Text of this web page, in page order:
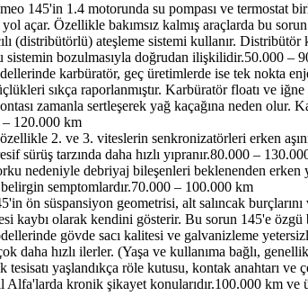
145'in 1.4 motorunda su pompası ve termostat
açar. Özellikle bakımsız kalmış araçlarda bu
(distribütörlü) ateşleme sistemi kullanır.
sistemin bozulmasıyla doğrudan ilişkilidir.50.000 –
karbüratör, geç üretimlerde ise tek nokta
sıkça raporlanmıştır. Karbüratör floatı ve
zamanla sertleşerek yağ kaçağına neden
– 120.000 km
2. ve 3. viteslerin senkronizatörleri erken
sürüş tarzında daha hızlı yıpranır.80.000 –
nedeniyle debriyaj bileşenleri beklenenden erken
semptomlardır.70.000 – 100.000 km
ön süspansiyon geometrisi, alt salıncak
kaybı olarak kendini gösterir. Bu sorun 145'e özgü
gövde sacı kalitesi ve galvanizleme
daha hızlı ilerler. (Yaşa ve kullanıma bağlı,
tesisatı yaşlandıkça röle kutusu, kontak anahtarı ve
Alfa'larda kronik şikayet konularıdır.100.000 km ve